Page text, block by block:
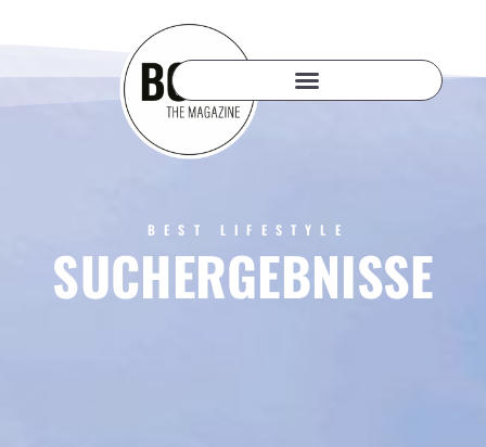
BEST LIFESTYLE
SUCHERGEBNISSE